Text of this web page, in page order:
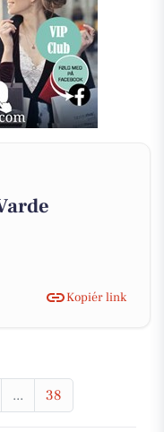
Kopiér link
... 38